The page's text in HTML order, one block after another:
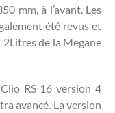
mm, à l’avant. Les
été revus et
2Litres de la Megane
RS 16 version 4
avancé. La version